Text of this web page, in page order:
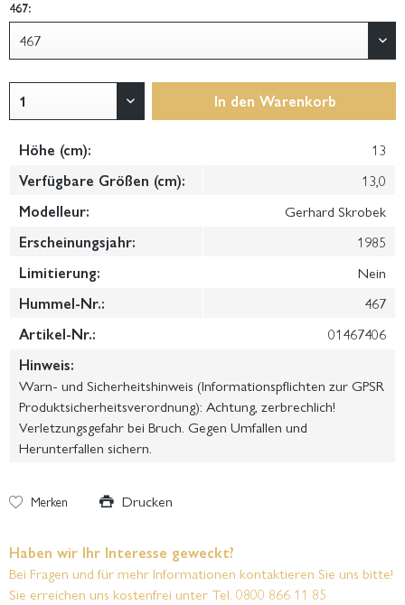
467:
In den Warenkorb
Höhe (cm):
13
Verfügbare Größen (cm):
13,0
Modelleur:
Gerhard Skrobek
Erscheinungsjahr:
1985
Limitierung:
Nein
Hummel-Nr.:
467
Artikel-Nr.:
01467406
Hinweis:
Warn- und Sicherheitshinweis (Informationspflichten zur GPSR
Produktsicherheitsverordnung): Achtung, zerbrechlich!
Verletzungsgefahr bei Bruch. Gegen Umfallen und
Herunterfallen sichern.
Merken Drucken
Haben wir Ihr Interesse geweckt?
Bei Fragen und für mehr Informationen kontaktieren Sie uns bitte!
Sie erreichen uns kostenfrei unter Tel. 0800 866 11 85